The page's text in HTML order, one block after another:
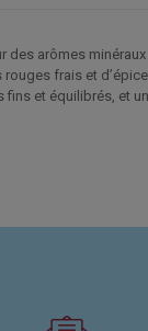
des arômes
frais et
fins et équilibrés, et